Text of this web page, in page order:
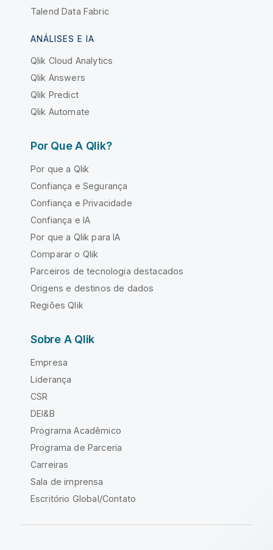
Talend Data Fabric
ANÁLISES E IA
Qlik Cloud Analytics
Qlik Answers
Qlik Predict
Qlik Automate
Por Que A Qlik?
Por que a Qlik
Confiança e Segurança
Confiança e Privacidade
Confiança e IA
Por que a Qlik para IA
Comparar o Qlik
Parceiros de tecnologia destacados
Origens e destinos de dados
Regiões Qlik
Sobre A Qlik
Empresa
Liderança
CSR
DEI&B
Programa Acadêmico
Programa de Parceria
Carreiras
Sala de imprensa
Escritório Global/Contato